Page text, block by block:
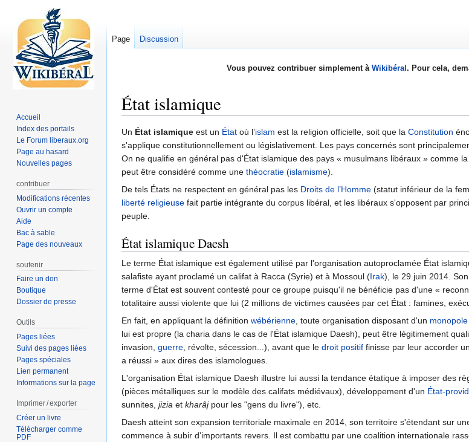
Vous pouvez contribuer simplement à Wikibéral . Pour cela,
État islamique
Aller
à
la
navigation
Aller
à
la
recherche
Un État islamique est un État où l’islam est la religion officielle, soit que la Constitution
s'applique constitutionnellement ou législativement. Les pays concernés sont
On ne qualifie en général pas d'État islamique des pays « musulmans libéraux » comme
peut être considéré comme une théocratie (islamisme).
De tels États ne respectent en général pas les Droits de l’Homme (statut inférieur de la
liberté religieuse fait partie intégrante du corpus libéral, et les libéraux s'opposent par
peuple.
État islamique Daesh
Le terme État islamique est également utilisé par l'organisation autoproclamée État
salafiste ayant proclamé un califat à Racca (Syrie) et à Mossoul (Irak), le 29 juin 2014.
terme d'État est souvent contesté pour ce groupe puisqu'il ne bénéficie pas d'une «
totalitaire aussi violente que lui (2 millions de victimes causées par cet État : famines,
En fait, en appliquant la définition wébérienne, toute organisation disposant d'un monopole
lui est propre (la charia dans le cas de l'État islamique Daesh), peut être légitimement
invasion, guerre, révolte, sécession...), avant que le droit positif finisse par leur accorder
a réussi » aux dires des islamologues.
L'organisation État islamique Daesh illustre lui aussi la tendance étatique à imposer des
(pièces métalliques sur le modèle des califats médiévaux), développement d'un État-
sunnites, jizia et kharâjpour les "gens du livre"), etc.
Daesh atteint son expansion territoriale maximale en 2014, son territoire s'étendant sur
commence à subir d'importants revers. Il est combattu par une coalition internationale
Page Discussion
Accueil
Index des portails
Le Forum liberaux.org
Page au hasard
Nouvelles pages
contribuer
Modifications récentes
Ouvrir un compte
Aide
Bac à sable
Page des nouveaux
soutenir
Faire un don
Boutique
Dossier de presse
Outils
Pages liées
Suivi des pages liées
Pages spéciales
Lien permanent
Informations sur la page
Imprimer / exporter
Créer un livre
Télécharger comme
PDF